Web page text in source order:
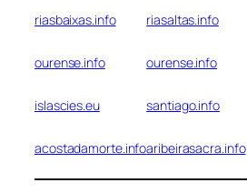
riasbaixas.info riasaltas.info
ourense.info ourense.info
islascies.eu santiago.info
acostadamorte.infoaribeirasacra.info